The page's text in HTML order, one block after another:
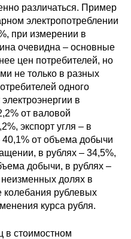
различаться. Пример
электропотреблении
при измерении в
очевидна – основные
цен потребителей, но
не только в разных
одного
в
от валовой
экспорт угля – в
40,1% от объема добычи
в рублях – 34,5%,
добычи, в рублях –
долях в
колебания рублевых
курса рубля.
в стоимостном